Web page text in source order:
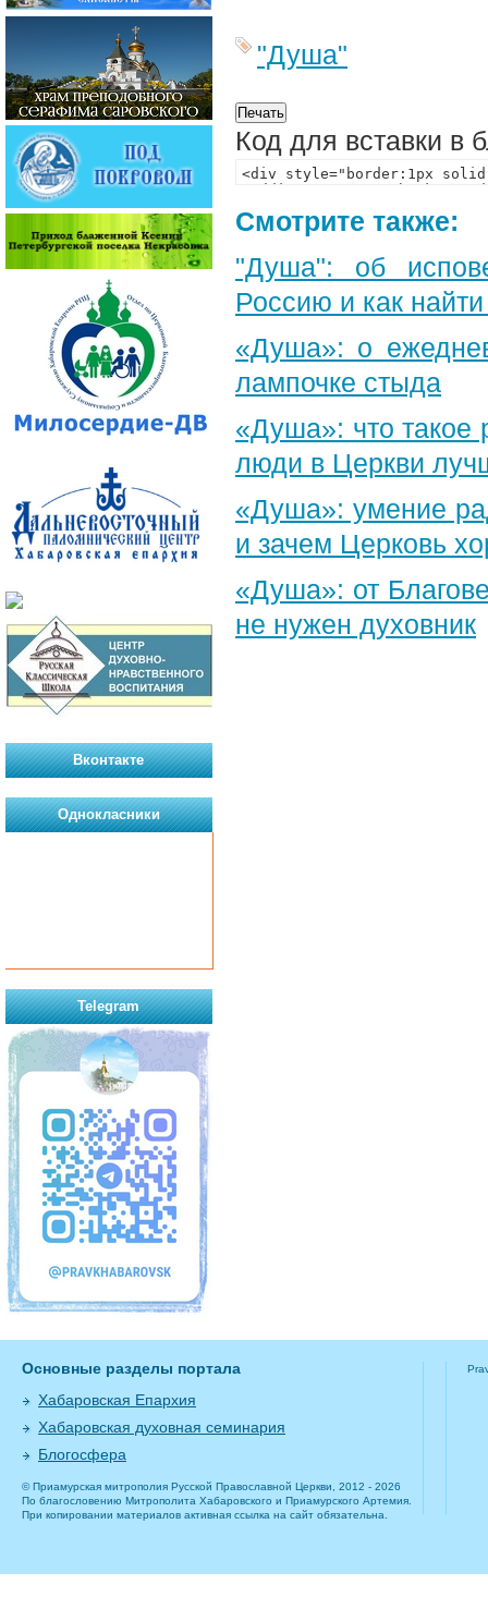
"Душа"
Код для вставки в
Смотрите также:
"Душа": об
Россию и как
«Душа»: о
лампочке стыда
«Душа»: что такое
люди в Церкви
«Душа»: умение
и зачем Церковь
«Душа»: от
не нужен духовник
Вконтакте
Однокласники
Telegram
Основные разделы портала
Хабаровская Епархия
Хабаровская духовная семинария
Блогосфера
© Приамурская митрополия Русской Православной Церкви, 2012 - 2026
По благословению Митрополита Хабаровского и Приамурского Артемия.
При копировании материалов активная ссылка на сайт обязательна.